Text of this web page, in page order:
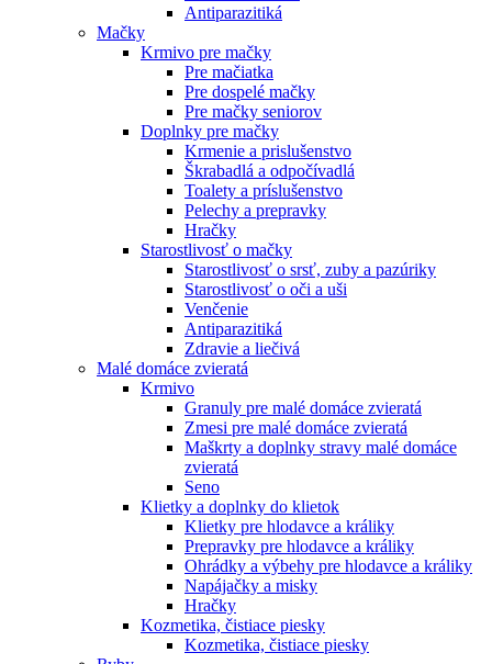
Antiparazitiká
Mačky
Krmivo pre mačky
Pre mačiatka
Pre dospelé mačky
Pre mačky seniorov
Doplnky pre mačky
Krmenie a prislušenstvo
Škrabadlá a odpočívadlá
Toalety а príslušenstvo
Pelechy a prepravky
Hračky
Starostlivosť o mačky
Starostlivosť o srsť, zuby a pazúriky
Starostlivosť o oči a uši
Venčenie
Antiparazitiká
Zdravie a liečivá
Malé domáce zvieratá
Krmivo
Granuly pre malé domáce zvieratá
Zmesi pre malé domáce zvieratá
Maškrty a doplnky stravy malé domáce
zvieratá
Seno
Klietky a doplnky do klietok
Klietky pre hlodavce a králiky
Prepravky pre hlodavce a králiky
Ohrádky a výbehy pre hlodavce a králiky
Napájačky a misky
Hračky
Kozmetika, čistiace piesky
Kozmetika, čistiace piesky